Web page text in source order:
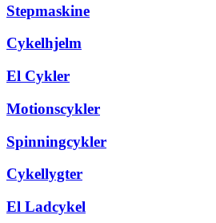
Stepmaskine
Cykelhjelm
El Cykler
Motionscykler
Spinningcykler
Cykellygter
El Ladcykel